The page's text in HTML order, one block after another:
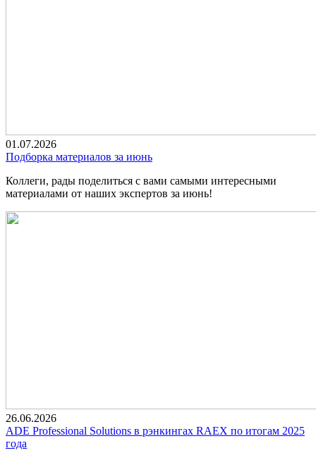
01.07.2026
Подборка материалов за июнь
Коллеги, рады поделиться с вами самыми интересными
материалами от наших экспертов за июнь!
26.06.2026
ADE Professional Solutions в рэнкингах RAEX по итогам 2025
года